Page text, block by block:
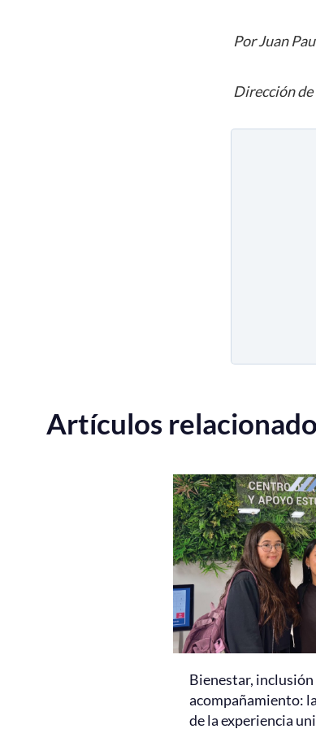
Por Juan
Dirección
Artículos
Bienestar, inclusión
acompañamiento:
de la experiencia